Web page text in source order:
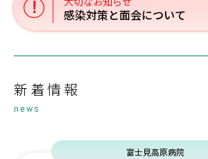
感染対策と面会について
新着情報
news
富士見高原病院